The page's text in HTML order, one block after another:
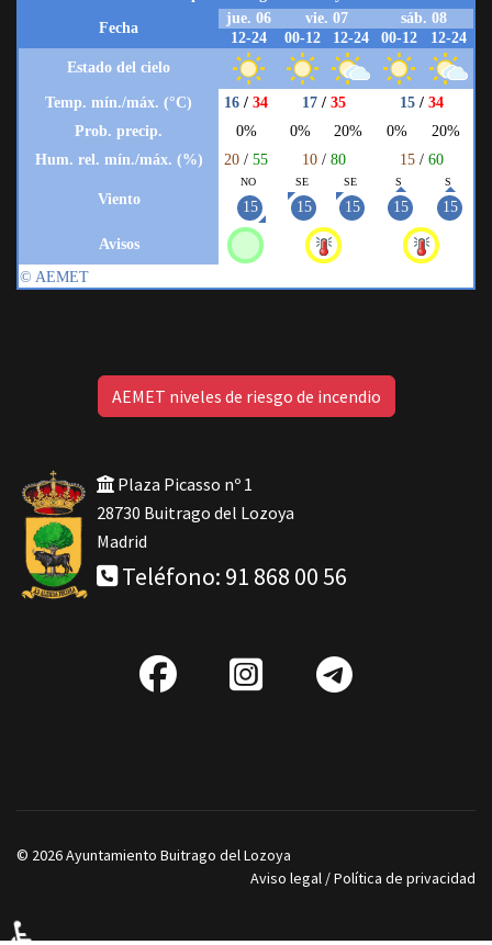
AEMET niveles de riesgo de incendio
Plaza Picasso nº 1
28730 Buitrago del Lozoya
Madrid
Teléfono: 91 868 00 56
fab
IG
© 2026 Ayuntamiento Buitrago del Lozoya
Aviso legal /Política de privacidad